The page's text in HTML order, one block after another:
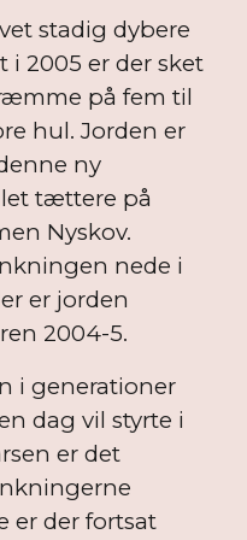
stadig dybere
i 2005 er der sket
på fem til
hul. Jorden er
ny
tættere på
Nyskov.
nede i
er jorden
2004-5.
generationer
dag vil styrte i
er det
er der fortsat